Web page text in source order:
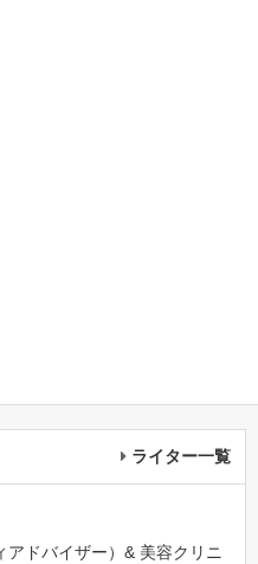
ライター一覧
アドバイザー）& 美容クリニ